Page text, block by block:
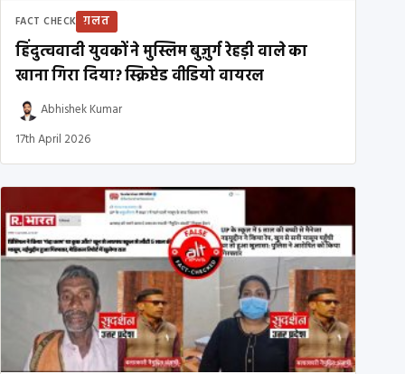
FACT CHECK ग़लत
हिंदुत्ववादी युवकों ने मुस्लिम बुज़ुर्ग रेहड़ी वाले का
खाना गिरा दिया? स्क्रिप्टेड वीडियो वायरल
Abhishek Kumar
17th April 2026